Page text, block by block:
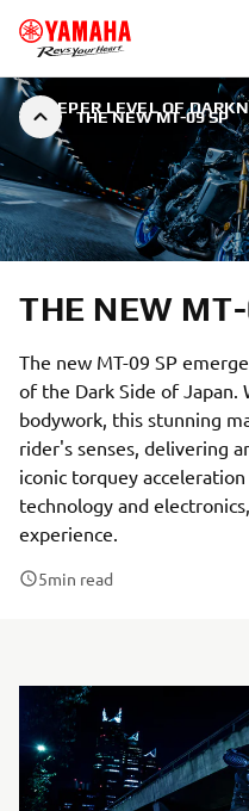
THE NEW MT-09 SP
A DEEPER LEVEL OF
THE NEW
The new MT-09 SP
of the Dark Side of Japan.
bodywork, this stunning
rider's senses, delivering
iconic torquey
technology and
experience.
5min read